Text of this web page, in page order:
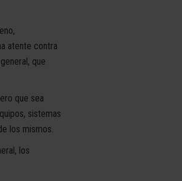
atente contra
que
que sea
sistemas
los mismos.
los